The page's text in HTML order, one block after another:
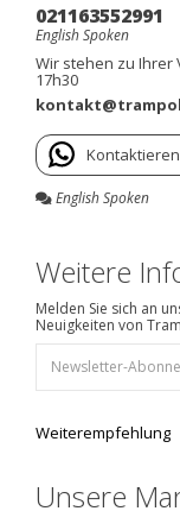
021163552991
English Spoken
Wir stehen zu Ihrer
17h30
English Spoken
Weitere
Melden Sie sich an
Neuigkeiten von
Weiterempfehlung
Unsere